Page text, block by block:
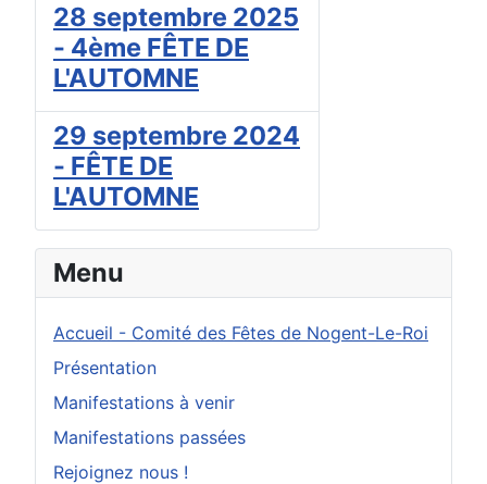
Menu
Accueil - Comité des Fêtes de Nogent-Le-Roi
Présentation
Manifestations à venir
Manifestations passées
Rejoignez nous !
28 septembre 2025
- 4ème FÊTE DE
L'AUTOMNE
29 septembre 2024
- FÊTE DE
L'AUTOMNE